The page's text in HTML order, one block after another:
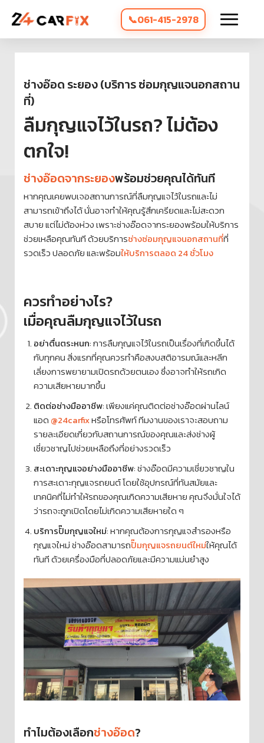
061-415-2978
ช่างอ๊อด ระยอง (บริการ ซ่อมกุญแจนอกสถาน
ที่)
ลืมกุญแจไว้ในรถ? ไม่ต้อง
ตกใจ!
ช่างอ๊อดจากระยองพร้อมช่วยคุณได้ทันที
หากคุณเคยพบเจอสถานการณ์ที่ลืมกุญแจไว้ในรถและไม่
สามารถเข้าถึงได้ นั่นอาจทำให้คุณรู้สึกเครียดและไม่สะดวก
สบาย แต่ไม่ต้องห่วง เพราะช่างอ๊อดจากระยองพร้อมให้บริการ
ช่วยเหลือคุณทันที ด้วยบริการช่างซ่อมกุญแจนอกสถานที่ที่
รวดเร็ว ปลอดภัย และพร้อมให้บริการตลอด 24 ชั่วโมง
ควรทำอย่างไร?
เมื่อคุณลืมกุญแจไว้ในรถ
อย่าตื่นตระหนก: การลืมกุญแจไว้ในรถเป็นเรื่องที่เกิดขึ้นได้
กับทุกคน สิ่งแรกที่คุณควรทำคือสงบสติอารมณ์และหลีก
เลี่ยงการพยายามเปิดรถด้วยตนเอง ซึ่งอาจทำให้รถเกิด
ความเสียหายมากขึ้น
ติดต่อช่างมืออาชีพ: เพียงแค่คุณติดต่อช่างอ๊อดผ่านไลน์
แอด @24carfixหรือโทรศัพท์ ทีมงานของเราจะสอบถาม
รายละเอียดเกี่ยวกับสถานการณ์ของคุณและส่งช่างผู้
เชี่ยวชาญไปช่วยเหลือถึงที่อย่างรวดเร็ว
สะเดาะกุญแจอย่างมืออาชีพ: ช่างอ๊อดมีความเชี่ยวชาญใน
การสะเดาะกุญแจรถยนต์ โดยใช้อุปกรณ์ที่ทันสมัยและ
เทคนิคที่ไม่ทำให้รถของคุณเกิดความเสียหาย คุณจึงมั่นใจได้
ว่ารถจะถูกเปิดโดยไม่เกิดความเสียหายใด ๆ
บริการปั๊มกุญแจใหม่: หากคุณต้องการกุญแจสำรองหรือ
กุญแจใหม่ ช่างอ๊อดสามารถปั๊มกุญแจรถยนต์ใหม่ให้คุณได้
ทันที ด้วยเครื่องมือที่ปลอดภัยและมีความแม่นยำสูง
ทำไมต้องเลือกช่างอ๊อด?